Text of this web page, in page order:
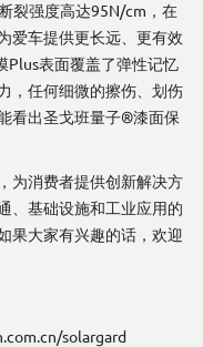
裂强度高达95N/cm，在
爱车提供更长远、更有效
Plus表面覆盖了弹性记忆
，任何细微的擦伤、划伤
看出圣戈班量子®漆面保
消费者提供创新解决方
、基础设施和工业应用的
果大家有兴趣的话，欢迎
solargard